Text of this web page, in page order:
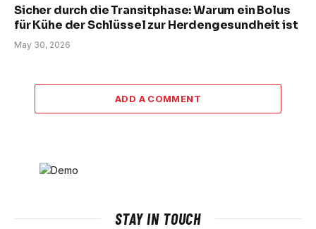
Sicher durch die Transitphase: Warum ein Bolus
für Kühe der Schlüssel zur Herdengesundheit ist
May 30, 2026
ADD A COMMENT
STAY IN TOUCH